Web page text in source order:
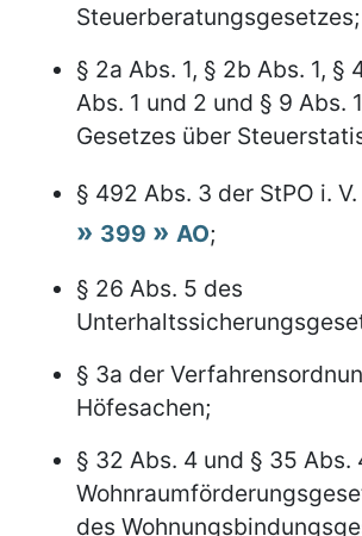
Steuerberatungsgesetzes;
§ 2a Abs. 1, § 2b Abs. 1, §
Abs. 1 und 2 und § 9 Abs.
Gesetzes über
§ 492 Abs. 3 der StPO i.
399
AO;
§ 26 Abs. 5 des
§ 3a der
Höfesachen;
§ 32 Abs. 4 und § 35 Abs.
des